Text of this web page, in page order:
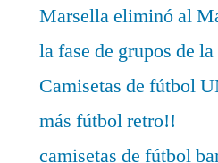
Marsella eliminó al
la fase de grupos de
Camisetas de fútbol
más fútbol retro!!
camisetas de fútbol